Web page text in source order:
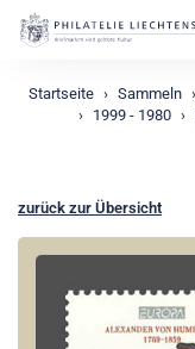
Startseite Sammeln
1999 - 1980
zurück zur Übersicht